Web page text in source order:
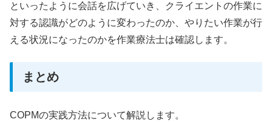
といったように会話を広げていき、クライエントの作業に
対する認識がどのように変わったのか、やりたい作業が行
える状況になったのかを作業療法士は確認します。
まとめ
COPMの実践方法について解説します。